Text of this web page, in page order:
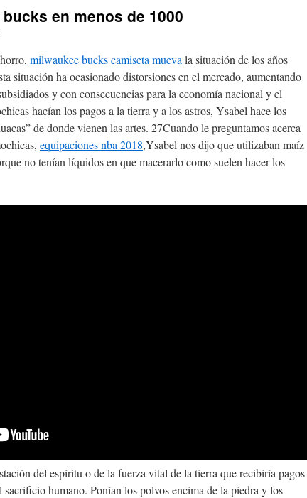
en menos de 1000
milwaukee bucks camiseta mueva la situación de los años
situación ha ocasionado distorsiones en el mercado, aumentando
y con consecuencias para la economía nacional y el
hacían los pagos a la tierra y a los astros, Ysabel hace los
de donde vienen las artes. 27Cuando le preguntamos acerca
equipaciones nba 2018,Ysabel nos dijo que utilizaban maíz
no tenían líquidos en que macerarlo como suelen hacer los
del espíritu o de la fuerza vital de la tierra que recibiría pagos
sacrificio humano. Ponían los polvos encima de la piedra y los